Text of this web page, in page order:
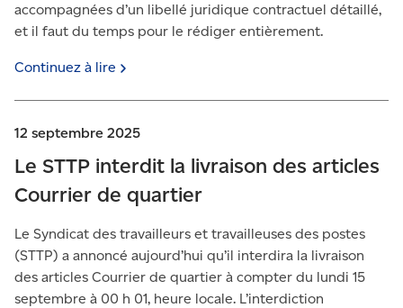
accompagnées d’un libellé juridique contractuel détaillé,
et il faut du temps pour le rédiger entièrement.
Continuez à lire
12 septembre 2025
Le STTP interdit la livraison des articles
Courrier de quartier
Le Syndicat des travailleurs et travailleuses des postes
(STTP) a annoncé aujourd’hui qu’il interdira la livraison
des articles Courrier de quartier à compter du lundi 15
septembre à 00 h 01, heure locale. L’interdiction